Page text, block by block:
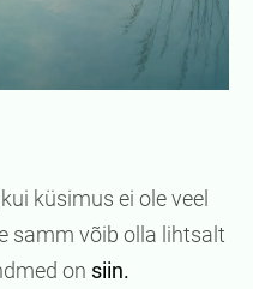
küsimus ei ole veel
samm võib olla lihtsalt
on siin.